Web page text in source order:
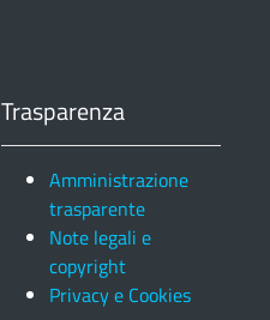
Trasparenza
Amministrazione
trasparente
Note legali e
copyright
Privacy e Cookies